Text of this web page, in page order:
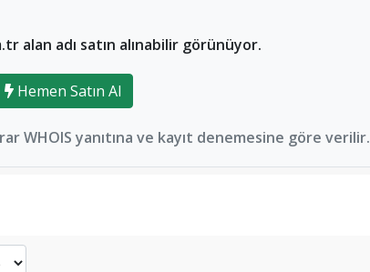
alan adı satın alınabilir görünüyor.
Hemen Satın Al
WHOIS yanıtına ve kayıt denemesine göre verilir.